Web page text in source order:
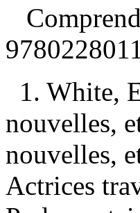
1. White,
nouvelles,
nouvelles,
Actrices